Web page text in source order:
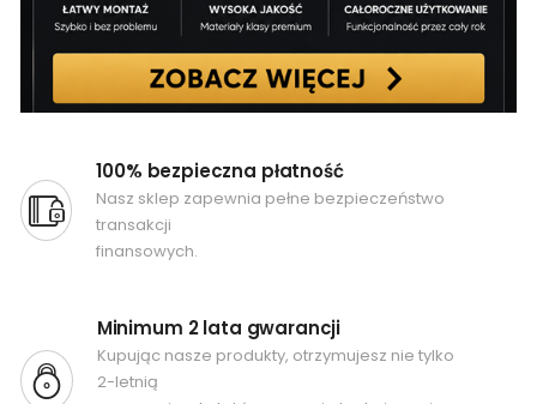
100% bezpieczna płatność
Nasz sklep zapewnia pełne bezpieczeństwo
transakcji
finansowych.
Minimum 2 lata gwarancji
Kupując nasze produkty, otrzymujesz nie tylko
2-letnią